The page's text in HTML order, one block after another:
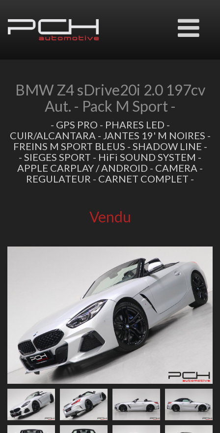
Ouvrir
le
BMW Z4 sDrive20i 2.0 197cv
Aut. - Pack M Sport -
- GPS PRO - PHARES LED -
CUIR/ALCANTARA - JANTES 19' M NOIRES -
FREINS M SPORT BLEUS - SHADOW LINE -
- SIEGES SPORT - HiFi SOUND SYSTEM -
APPLE CARPLAY / ANDROID - CAMERA -
REGULATEUR - CARNET COMPLET -
Vendu